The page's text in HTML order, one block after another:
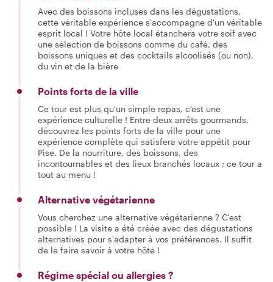
Avec des boissons incluses dans les dégustations,
cette véritable expérience s'accompagne d'un véritable
esprit local ! Votre hôte local étanchera votre soif avec
une sélection de boissons comme du café, des
boissons uniques et des cocktails alcoolisés (ou non),
du vin et de la bière
Points forts de la ville
Ce tour est plus qu'un simple repas, c'est une
expérience culturelle ! Entre deux arrêts gourmands,
découvrez les points forts de la ville pour une
expérience complète qui satisfera votre appétit pour
Pise. De la nourriture, des boissons, des
incontournables et des lieux branchés locaux ; ce tour a
tout au menu !
Alternative végétarienne
Vous cherchez une alternative végétarienne ? C'est
possible ! La visite a été créée avec des dégustations
alternatives pour s'adapter à vos préférences. Il suffit
de le faire savoir à votre hôte !
Régime spécial ou allergies ?